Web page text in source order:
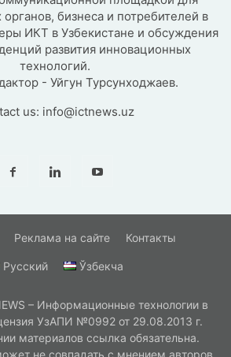
органов, бизнеса и потребителей в
ИКТ в Узбекистане и обсуждения
развития инновационных
технологий.
- Уйгун Турсунходжаев.
us: info@ictnews.uz
Реклама на сайте Контакты
Русский Ўзбекча
– Информационные технологии в
УзАПИ №0992 от 29.08.2013 г.
материалов ссылка обязательна.
не совпадать с мнением авторов.